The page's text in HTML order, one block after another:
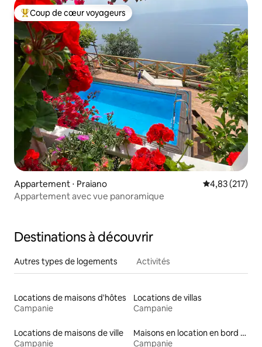
Coups de cœur voyageurs les plus appréciés
Coup de cœur voyageurs
Appartement ⋅ Praiano Évaluation
4,83 (217)
Appartement avec vue panoramique
Destinations à découvrir
Autres types de logements Activités
Locations de maisons d'hôtes
Campanie
Locations de villas
Campanie
Locations de maisons de ville
Campanie
Maisons en location en bord de mer
Campanie